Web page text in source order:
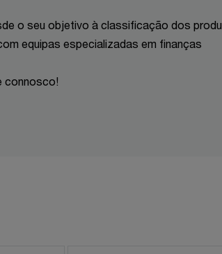
o seu objetivo à classificação dos
equipas especializadas em finanças
connosco!